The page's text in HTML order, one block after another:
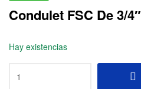
Condulet FSC De 3/4″
Hay existencias